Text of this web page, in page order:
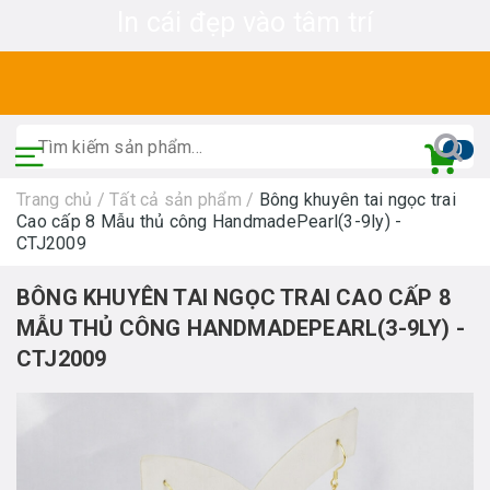
0
Trang chủ / Tất cả sản phẩm / Bông khuyên tai ngọc trai
Cao cấp 8 Mẫu thủ công HandmadePearl(3-9ly) -
CTJ2009
BÔNG KHUYÊN TAI NGỌC TRAI CAO CẤP 8
MẪU THỦ CÔNG HANDMADEPEARL(3-9LY) -
CTJ2009